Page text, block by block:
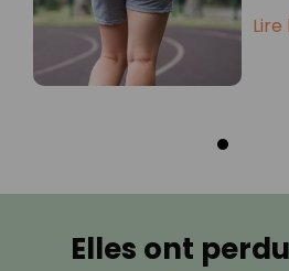
Lire
Elles ont